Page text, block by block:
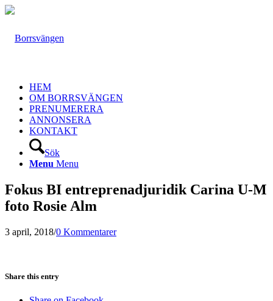
HEM
OM BORRSVÄNGEN
PRENUMERERA
ANNONSERA
KONTAKT
Sök
Menu Menu
Fokus BI entreprenadjuridik Carina U-M
foto Rosie Alm
3 april, 2018/0 Kommentarer
Share this entry